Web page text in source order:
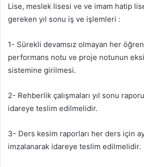
Lise, meslek lisesi ve ve imam hatip
gereken yıl sonu iş ve işlemleri :
1- Sürekli devamsız olmayan her
performans notu ve proje notunun
sistemine girilmesi.
2- Rehberlik çalışmaları yıl sonu
idareye teslim edilmelidir.
3- Ders kesim raporları her ders için
imzalanarak idareye teslim edilmelidir.